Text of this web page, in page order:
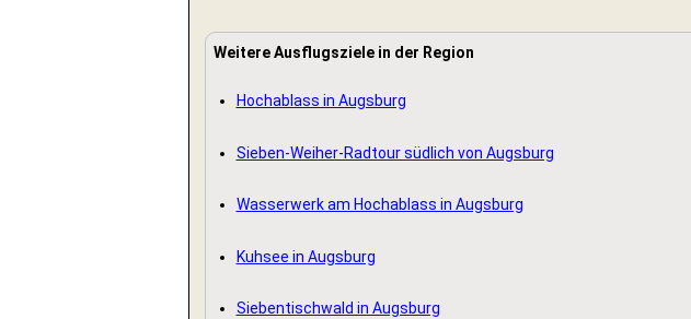
Weitere Ausflugsziele in der Region
Hochablass in Augsburg
Sieben-Weiher-Radtour südlich von Augsburg
Wasserwerk am Hochablass in Augsburg
Kuhsee in Augsburg
Siebentischwald in Augsburg